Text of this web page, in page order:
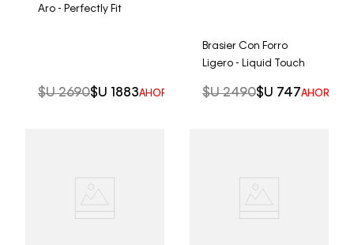
Aro - Perfectly Fit
$U 2690$U 1883AHORRO DEL30%
Brasier Con Forro
Ligero - Liquid Touch
$U 2490$U 747AHORRO